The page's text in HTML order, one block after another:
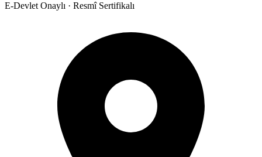
E-Devlet Onaylı · Resmî Sertifikalı